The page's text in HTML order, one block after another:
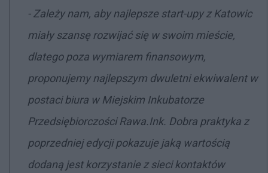
-Zależy nam, aby najlepsze start-upy z Katowic
miały szansę rozwijać się w swoim mieście,
dlatego poza wymiarem finansowym,
proponujemy najlepszym dwuletni ekwiwalent w
postaci biura w Miejskim Inkubatorze
Przedsiębiorczości Rawa.Ink. Dobra praktyka z
poprzedniej edycji pokazuje jaką wartością
dodaną jest korzystanie z sieci kontaktów